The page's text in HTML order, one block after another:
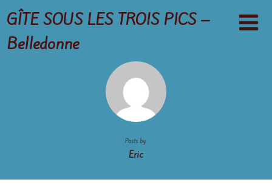
GÎTE SOUS LES TROIS PICS –
Belledonne
Posts by
Eric